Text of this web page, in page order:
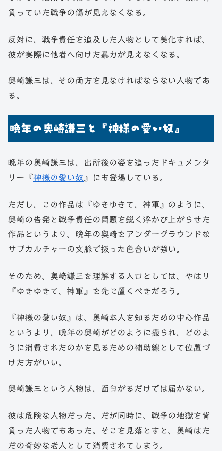
負っていた戦争の傷が見えなくなる。
反対に、戦争責任を追及した人物として美化すれば、
彼が実際に他者へ向けた暴力が見えなくなる。
奥崎謙三は、その両方を見なければならない人物であ
る。
晩年の奥崎謙三と『神様の愛い奴』
晩年の奥崎謙三は、出所後の姿を追ったドキュメンタ
リー『神様の愛い奴 』にも登場している。
ただし、この作品は『ゆきゆきて、神軍』のように、
奥崎の告発と戦争責任の問題を鋭く浮かび上がらせた
作品というより、晩年の奥崎をアンダーグラウンドな
サブカルチャーの文脈で扱った色合いが強い。
そのため、奥崎謙三を理解する入口としては、やはり
『ゆきゆきて、神軍』を先に置くべきだろう。
『神様の愛い奴』は、奥崎本人を知るための中心作品
というより、晩年の奥崎がどのように撮られ、どのよ
うに消費されたのかを見るための補助線として位置づ
けた方がいい。
奥崎謙三という人物は、面白がるだけでは届かない。
彼は危険な人物だった。だが同時に、戦争の地獄を背
負った人物でもあった。そこを見落とすと、奥崎はた
だの奇妙な老人として消費されてしまう。